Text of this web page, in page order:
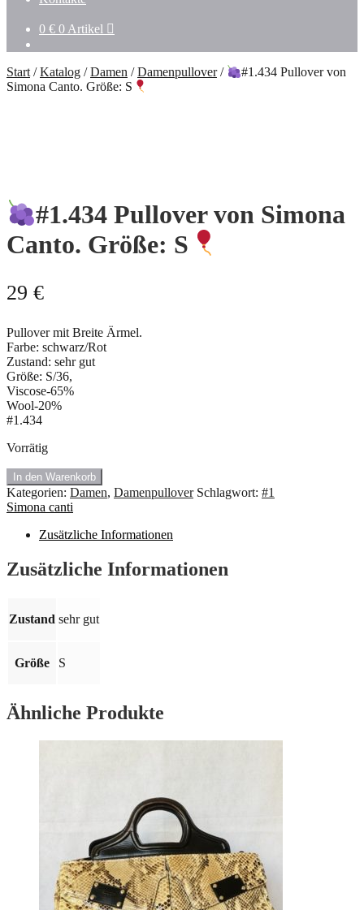
0 € 0 Artikel
Start /Katalog /Damen /Damenpullover/
#1.434 Pullover von
Simona Canto. Größe: S
#1.434 Pullover von Simona
Canto. Größe: S
29 €
Pullover mit Breite Ärmel.
Farbe: schwarz/Rot
Zustand: sehr gut
Größe: S/36,
Viscose-65%
Wool-20%
#1.434
Vorrätig
#1.434
Pullover
Simona
Größe:
S
In den Warenkorb
Kategorien: Damen, Damenpullover Schlagwort: #1
Simona canti
Zusätzliche Informationen
Zusätzliche Informationen
Zustand sehr gut
Größe S
Ähnliche Produkte